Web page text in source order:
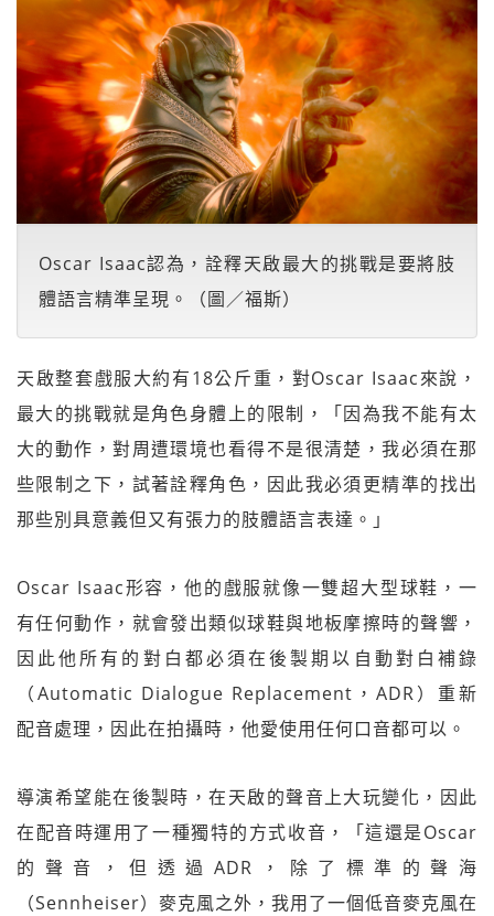
Oscar Isaac認為，詮釋天啟最大的挑戰是要將肢
體語言精準呈現。（圖／福斯）
天啟整套戲服大約有18公斤重，對Oscar Isaac來說，
最大的挑戰就是角色身體上的限制，「因為我不能有太
大的動作，對周遭環境也看得不是很清楚，我必須在那
些限制之下，試著詮釋角色，因此我必須更精準的找出
那些別具意義但又有張力的肢體語言表達。」
Oscar Isaac形容，他的戲服就像一雙超大型球鞋，一
有任何動作，就會發出類似球鞋與地板摩擦時的聲響，
因此他所有的對白都必須在後製期以自動對白補錄
（Automatic Dialogue Replacement，ADR）重新
配音處理，因此在拍攝時，他愛使用任何口音都可以。
導演希望能在後製時，在天啟的聲音上大玩變化，因此
在配音時運用了一種獨特的方式收音，「這還是Oscar
的聲音，但透過ADR，除了標準的聲海
（Sennheiser）麥克風之外，我用了一個低音麥克風在